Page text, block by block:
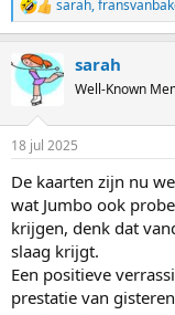
R
e
c
t
s
sarah,
sarah
Well-Known
18 jul 2025
De kaarten zijn nu
wat Jumbo ook
krijgen, denk dat
slaag krijgt.
Een positieve
prestatie van